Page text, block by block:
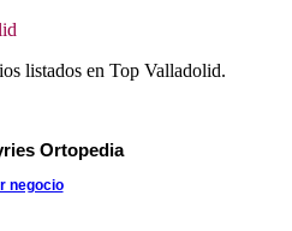
listados en Top Valladolid.
Ortopedia
negocio